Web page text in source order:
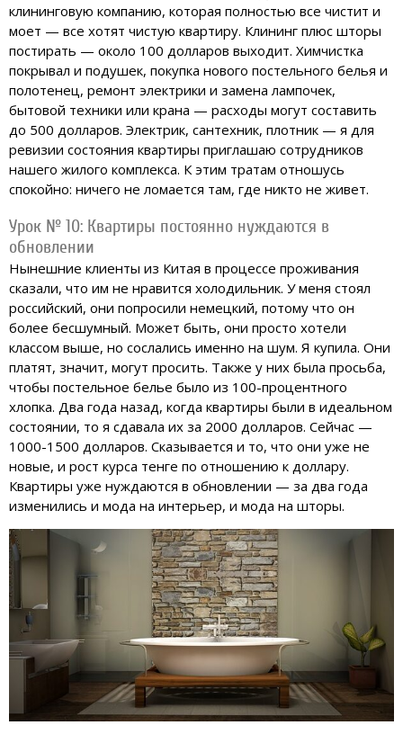
клининговую компанию, которая полностью все чистит и
моет — все хотят чистую квартиру. Клининг плюс шторы
постирать — около 100 долларов выходит. Химчистка
покрывал и подушек, покупка нового постельного белья и
полотенец, ремонт электрики и замена лампочек,
бытовой техники или крана — расходы могут составить
до 500 долларов. Электрик, сантехник, плотник — я для
ревизии состояния квартиры приглашаю сотрудников
нашего жилого комплекса. К этим тратам отношусь
спокойно: ничего не ломается там, где никто не живет.
Урок № 10: Квартиры постоянно нуждаются в
обновлении
Нынешние клиенты из Китая в процессе проживания
сказали, что им не нравится холодильник. У меня стоял
российский, они попросили немецкий, потому что он
более бесшумный. Может быть, они просто хотели
классом выше, но сослались именно на шум. Я купила. Они
платят, значит, могут просить. Также у них была просьба,
чтобы постельное белье было из 100-процентного
хлопка. Два года назад, когда квартиры были в идеальном
состоянии, то я сдавала их за 2000 долларов. Сейчас —
1000-1500 долларов. Сказывается и то, что они уже не
новые, и рост курса тенге по отношению к доллару.
Квартиры уже нуждаются в обновлении — за два года
изменились и мода на интерьер, и мода на шторы.